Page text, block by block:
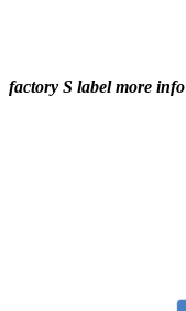
factory S label more info